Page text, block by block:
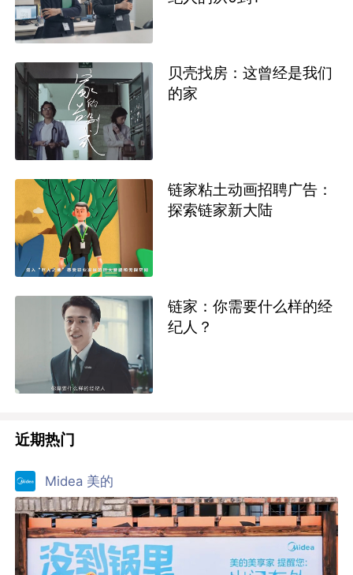
贝壳找房：这曾经是我们
的家
链家粘土动画招聘广告：
探索链家新大陆
链家：你需要什么样的经
纪人？
近期热门
Midea 美的